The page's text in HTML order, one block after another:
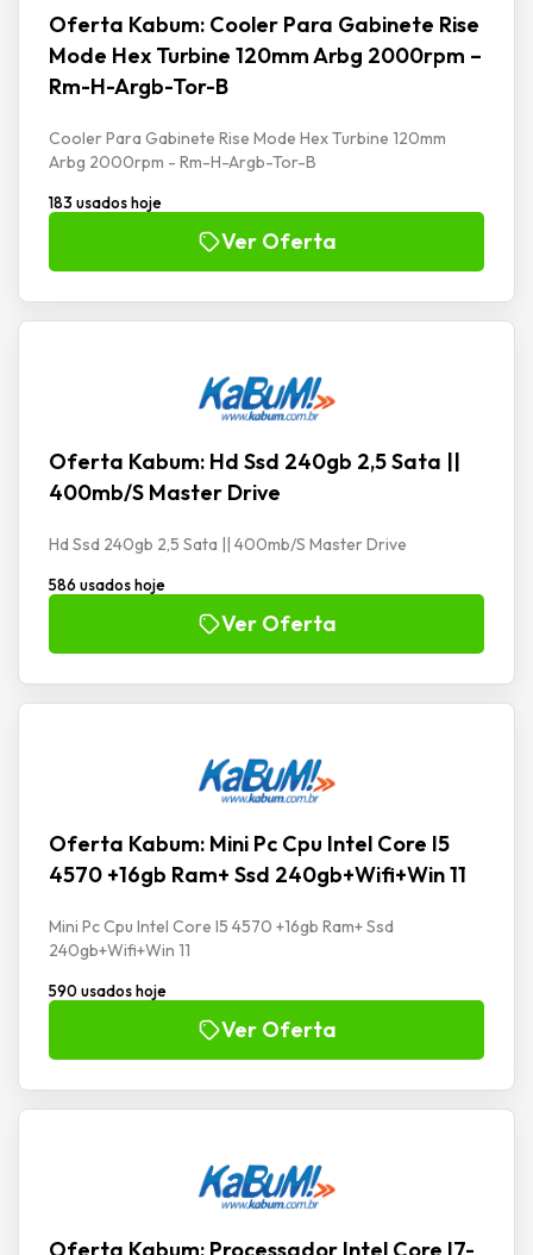
Oferta Kabum: Cooler Para Gabinete Rise
Mode Hex Turbine 120mm Arbg 2000rpm –
Rm-H-Argb-Tor-B
Cooler Para Gabinete Rise Mode Hex Turbine 120mm
Arbg 2000rpm - Rm-H-Argb-Tor-B
183 usados hoje
Ver Oferta
Oferta Kabum: Hd Ssd 240gb 2,5 Sata ||
400mb/S Master Drive
Hd Ssd 240gb 2,5 Sata || 400mb/S Master Drive
586 usados hoje
Ver Oferta
Oferta Kabum: Mini Pc Cpu Intel Core I5
4570 +16gb Ram+ Ssd 240gb+Wifi+Win 11
Mini Pc Cpu Intel Core I5 4570 +16gb Ram+ Ssd
240gb+Wifi+Win 11
590 usados hoje
Ver Oferta
Oferta Kabum: Processador Intel Core I7-